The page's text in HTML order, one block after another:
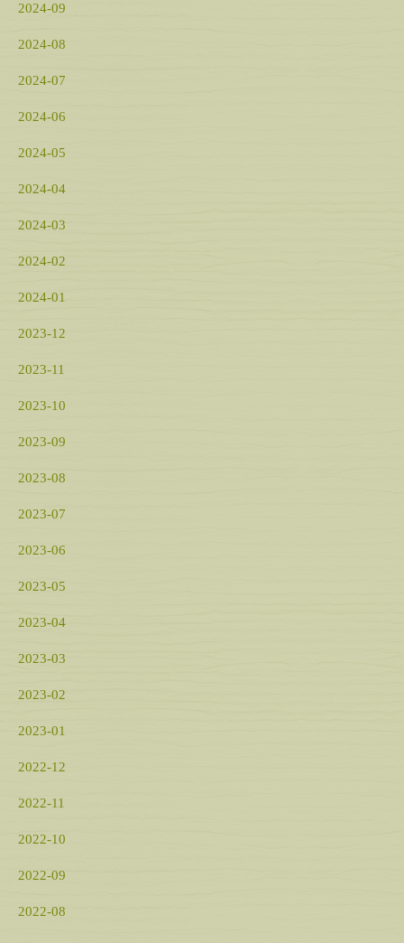
2024-09
2024-08
2024-07
2024-06
2024-05
2024-04
2024-03
2024-02
2024-01
2023-12
2023-11
2023-10
2023-09
2023-08
2023-07
2023-06
2023-05
2023-04
2023-03
2023-02
2023-01
2022-12
2022-11
2022-10
2022-09
2022-08